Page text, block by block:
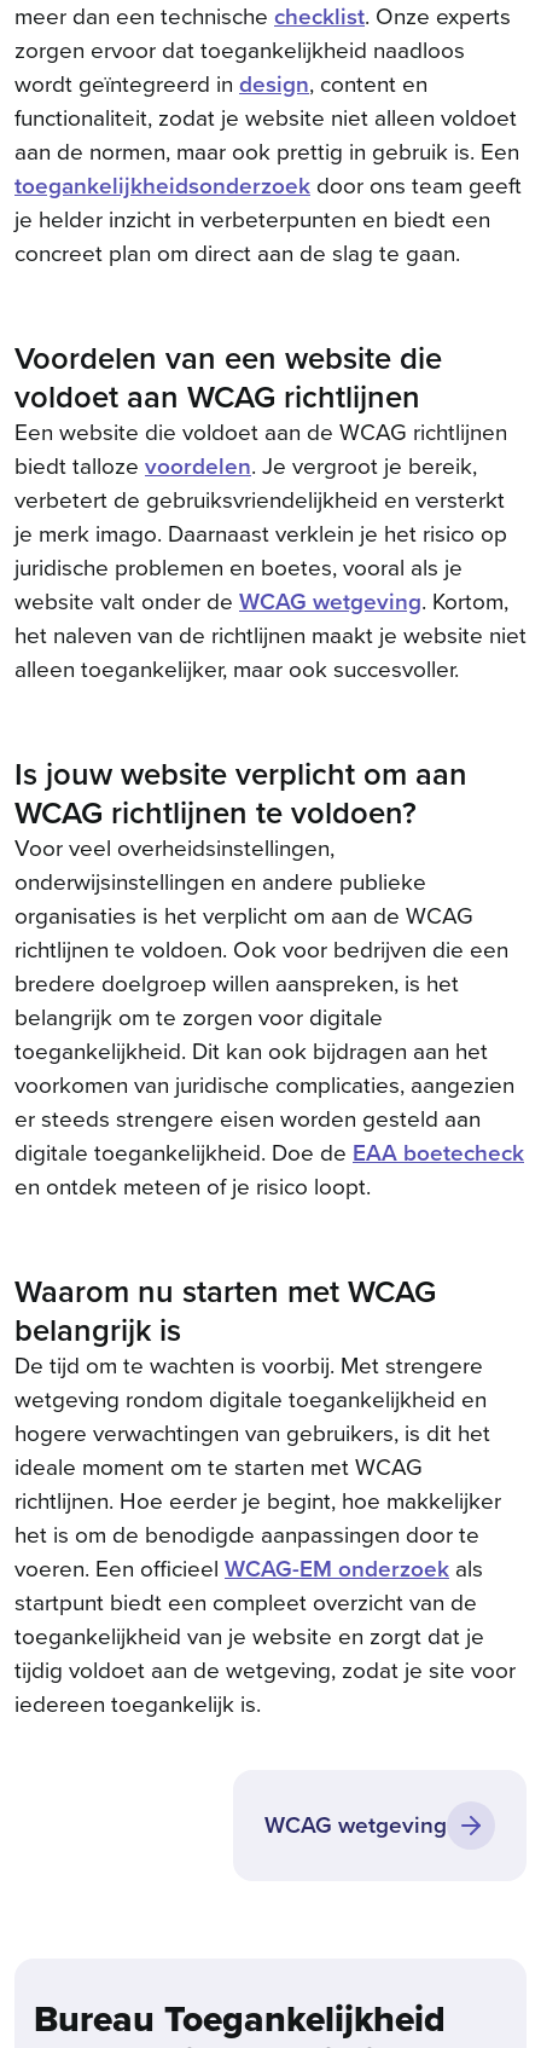
meer dan een technische checklist. Onze experts
zorgen ervoor dat toegankelijkheid naadloos
wordt geïntegreerd in design, content en
functionaliteit, zodat je website niet alleen voldoet
aan de normen, maar ook prettig in gebruik is. Een
toegankelijkheidsonderzoek door ons team geeft
je helder inzicht in verbeterpunten en biedt een
concreet plan om direct aan de slag te gaan.
Voordelen van een website die
voldoet aan WCAG richtlijnen
Een website die voldoet aan de WCAG richtlijnen
biedt talloze voordelen. Je vergroot je bereik,
verbetert de gebruiksvriendelijkheid en versterkt
je merk imago. Daarnaast verklein je het risico op
juridische problemen en boetes, vooral als je
website valt onder de WCAG wetgeving. Kortom,
het naleven van de richtlijnen maakt je website niet
alleen toegankelijker, maar ook succesvoller.
Is jouw website verplicht om aan
WCAG richtlijnen te voldoen?
Voor veel overheids­instellingen,
onderwijsinstellingen en andere publieke
organisaties is het verplicht om aan de WCAG
richtlijnen te voldoen. Ook voor bedrijven die een
bredere doelgroep willen aanspreken, is het
belangrijk om te zorgen voor digitale
toegankelijkheid. Dit kan ook bijdragen aan het
voorkomen van juridische complicaties, aangezien
er steeds strengere eisen worden gesteld aan
digitale toegankelijkheid. Doe de EAA boetecheck
en ontdek meteen of je risico loopt.
Waarom nu starten met WCAG
belangrijk is
De tijd om te wachten is voorbij. Met strengere
wetgeving rondom digitale toegankelijkheid en
hogere verwachtingen van gebruikers, is dit het
ideale moment om te starten met WCAG
richtlijnen. Hoe eerder je begint, hoe makkelijker
het is om de benodigde aanpassingen door te
voeren. Een officieel WCAG-EM onderzoek als
startpunt biedt een compleet overzicht van de
toegankelijkheid van je website en zorgt dat je
tijdig voldoet aan de wetgeving, zodat je site voor
iedereen toegankelijk is.
WCAG wetgeving
Bureau Toegankelijkheid